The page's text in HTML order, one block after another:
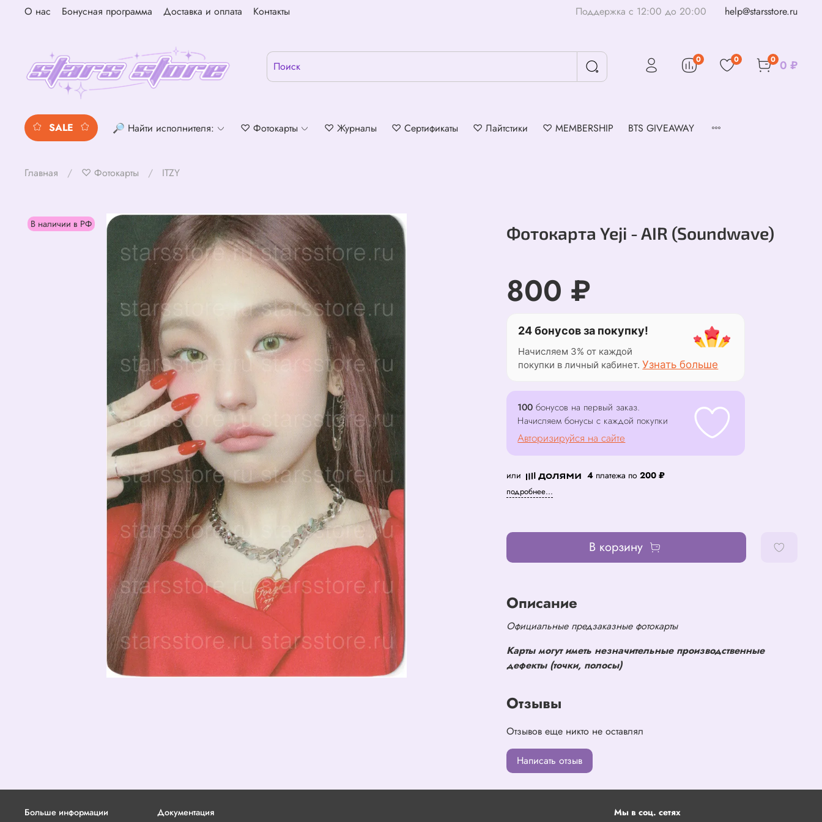
О нас Бонусная программа Доставка и оплата Контакты Поддержка с 12:00 до 20:00 help@starsstore.ru
0 0 0 0 ₽
SALE 🔎 Найти исполнителя: ♡ Фотокарты ♡ Журналы ♡ Сертификаты ♡ Лайтстики ♡ MEMBERSHIP BTS GIVEAWAY
Главная ♡ Фотокарты ITZY
В наличии в РФ Фотокарта Yeji - AIR (Soundwave)
800 ₽
24 бонусов за покупку!
Начисляем 3% от каждой
покупки в личный кабинет.Узнать больше
100 бонусов на первый заказ.
Начисляем бонусы с каждой покупки
Авторизируйся на сайте
или 4 платежа по200 ₽
подробнее...
В корзину
Описание
Официальные предзаказные фотокарты
Карты могут иметь незначительные производственные
дефекты (точки, полосы)
Отзывы
Отзывов еще никто не оставлял
Написать отзыв
Больше информации Документация Мы в соц. сетях